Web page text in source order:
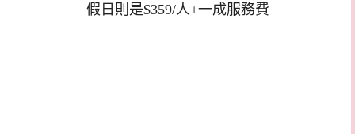
假日則是$359/人+一成服務費